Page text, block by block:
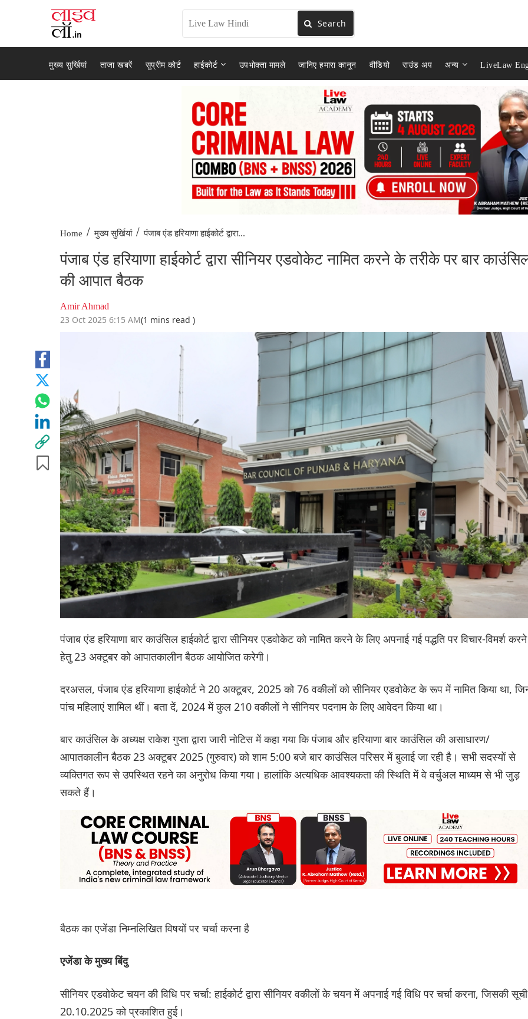
Search
मुख्य सुर्खियां ताजा खबरें सुप्रीम कोर्ट हाईकोर्ट उपभोक्ता मामले जानिए हमारा कानून वीडियो राउंड अप अन्य LiveLaw
Home / मुख्य सुर्खियां / पंजाब एंड हरियाणा हाईकोर्ट द्वारा...
पंजाब एंड हरियाणा हाईकोर्ट द्वारा सीनियर एडवोकेट नामित करने के तरीके पर बार
की आपात बैठक
Amir Ahmad
23 Oct 2025 6:15 AM(1 mins read )
पंजाब एंड हरियाणा बार काउंसिल हाईकोर्ट द्वारा सीनियर एडवोकेट को नामित करने के लिए अपनाई गई पद्धति पर विचार-विमर्श करने
हेतु 23 अक्टूबर को आपातकालीन बैठक आयोजित करेगी।
दरअसल, पंजाब एंड हरियाणा हाईकोर्ट ने 20 अक्टूबर, 2025 को 76 वकीलों को सीनियर एडवोकेट के रूप में नामित किया था,
पांच महिलाएं शामिल थीं। बता दें, 2024 में कुल 210 वकीलों ने सीनियर पदनाम के लिए आवेदन किया था।
बार काउंसिल के अध्यक्ष राकेश गुप्ता द्वारा जारी नोटिस में कहा गया कि पंजाब और हरियाणा बार काउंसिल की असाधारण/
आपातकालीन बैठक 23 अक्टूबर 2025 (गुरुवार) को शाम 5:00 बजे बार काउंसिल परिसर में बुलाई जा रही है। सभी सदस्यों से
व्यक्तिगत रूप से उपस्थित रहने का अनुरोध किया गया। हालांकि अत्यधिक आवश्यकता की स्थिति में वे वर्चुअल माध्यम से भी जुड़
सकते हैं।
बैठक का एजेंडा निम्नलिखित विषयों पर चर्चा करना है
एजेंडा के मुख्य बिंदु
सीनियर एडवोकेट चयन की विधि पर चर्चा: हाईकोर्ट द्वारा सीनियर वकीलों के चयन में अपनाई गई विधि पर चर्चा करना, जिसकी सूची
20.10.2025 को प्रकाशित हुई।